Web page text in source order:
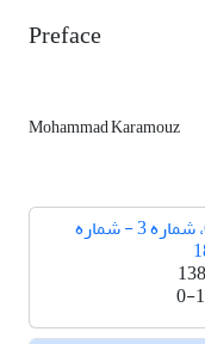
Preface
Mohammad Karamouz
دوره 6، شماره 3 - شماره
0-1